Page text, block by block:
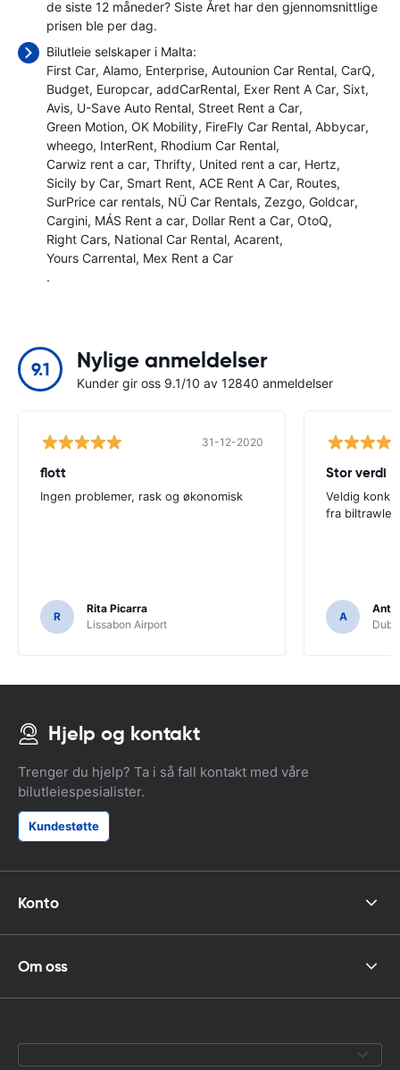
de siste 12 måneder? Siste Året har den gjennomsnittlige
prisen ble per dag.
Bilutleie selskaper i Malta:
First Car Alamo Enterprise Autounion Car Rental CarQ
Budget Europcar addCarRental Exer Rent A Car Sixt
Avis U-Save Auto Rental Street Rent a Car
Green Motion OK Mobility FireFly Car Rental Abbycar
wheego InterRent Rhodium Car Rental
Carwiz rent a car Thrifty United rent a car Hertz
Sicily by Car Smart Rent ACE Rent A Car Routes
SurPrice car rentals NÜ Car Rentals Zezgo Goldcar
Cargini MÁS Rent a car Dollar Rent a Car OtoQ
Right Cars National Car Rental Acarent
Yours Carrental Mex Rent a Car
.
9.1 Nylige anmeldelser
Kunder gir oss 9.1/10 av 12840 anmeldelser
31-12-2020
flott
Ingen problemer, rask og økonomisk
R
Rita Picarra
Lissabon Airport
Stor verdi
Veldig
fra biltrawler
A
Hjelp og kontakt
Trenger du hjelp? Ta i så fall kontakt med våre
bilutleiespesialister.
Kundestøtte
Konto
Om oss